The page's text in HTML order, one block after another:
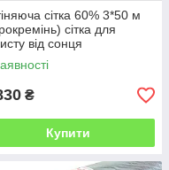
сітка 60% 3*50 м
сітка для
від сонця
₴
Купити